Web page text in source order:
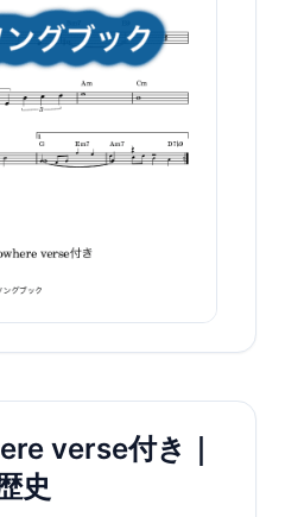
verse付き｜
史